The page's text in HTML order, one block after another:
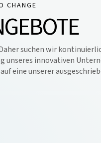
CHANGE
suchen wir
unseres innovativen
eine unserer